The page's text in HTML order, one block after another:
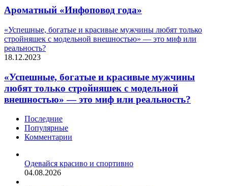
Ароматный «Инфоповод года»
«Успешные, богатые и красивые мужчины любят только
стройняшек с модельной внешностью» — это миф или
реальность?
18.12.2023
«Успешные, богатые и красивые мужчины
любят только стройняшек с модельной
внешностью» — это миф или реальность?
Последние
Популярные
Комментарии
Одевайся красиво и спортивно
04.08.2026